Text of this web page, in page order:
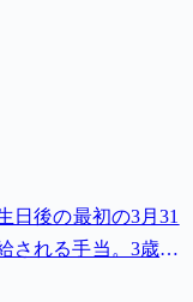
日後の最初の3月31
される手当。3歳未